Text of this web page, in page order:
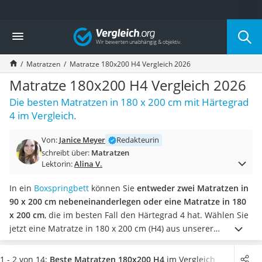
Die beliebtesten Vergleiche nach Kategorie
Wohnen
Matratzen-Topper
Matratzen
Konferenzlautsprecher
Tageslichtlampe
Badlüfter
Ergonomischer Bürostuhl
Außenleuchte mit Kamera
Ozongeneratoren
Konferenzmikrofon
Klappmatratze
Duschkopf mit Kalkfilter
Aktenvernichter Sicherheitsstufe 4
Bettgitter
Spannbettlaken
Vergleich
Matratzen Matratze 180x200 H4 Vergleich 2026
Matratze 180x200 H4 Vergleich 2026
Die besten Matratzen in 180 x 200 cm mit Härtegrad
4 im Vergleich.
Von: Janice Meyer
Redakteurin
schreibt über: Matratzen
Lektorin:Alina V.
In ein Boxspringbett können Sie entweder zwei Matratzen in
90 x 200 cm nebeneinanderlegen oder eine Matratze in 180
x 200 cm, die im besten Fall den Härtegrad 4 hat. Wählen Sie
jetzt eine Matratze in 180 x 200 cm (H4) aus unserer
Vergleichstabelle,die mindestens 20 cm hoch ist. Die besten
Matratzen mit dieser Ausstattung kommen sogar auf 25 oder
1 - 2 von 14: Beste Matratzen 180x200 H4 im Vergleich